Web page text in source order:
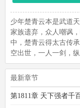
少年楚青云本是武道
家族遗弃，众人嘲讽
中，楚青云得太古传
空出世，一人一剑，
最新章节
第1811章 天下强者千